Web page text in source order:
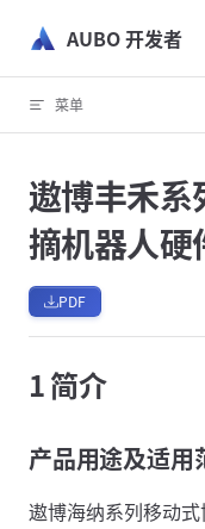
跳转到内容
AUBO 开发者
菜单
遨博丰禾
摘机器人硬
PDF
1 简介
产品用途及适用
遨博海纳系列移动式